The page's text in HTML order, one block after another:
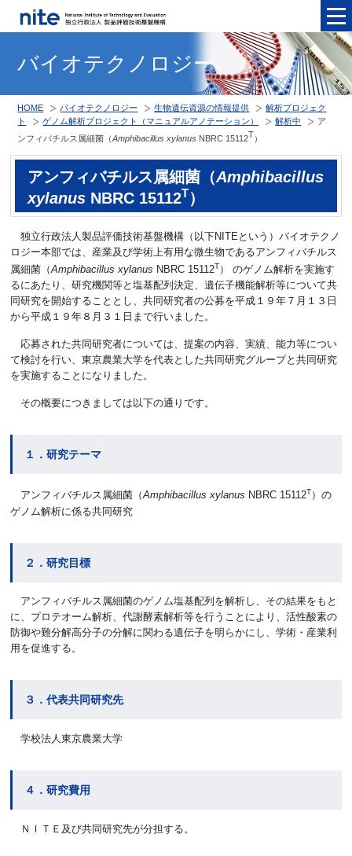
バイオテクノロジー
HOME バイオテクノロジー 生物遺伝資源の情報提供
解析プロジェク
ト
ゲノム解析プロジェクト（マニュアルアノテーション） 解析中
ア
ンフィバチルス属細菌（Amphibacillus xylanus NBRC 15112T）
アンフィバチルス属細菌（Amphibacillus
xylanus NBRC 15112T）
独立行政法人製品評価技術基盤機構（以下NITEという）バイオテクノ
ロジー本部では、産業及び学術上有用な微生物であるアンフィバチルス
属細菌（Amphibacillus xylanus NBRC 15112T） のゲノム解析を実施す
るにあたり、研究機関等と塩基配列決定、遺伝子機能解析等について共
同研究を開始することとし、共同研究者の公募を平成１９年７月１３日
から平成１９年８月３１日まで行いました。
応募された共同研究者については、提案の内容、実績、能力等につい
て検討を行い、東京農業大学を代表とした共同研究グループと共同研究
を実施することになりました。
その概要につきましては以下の通りです。
１．研究テーマ
アンフィバチルス属細菌（Amphibacillus xylanus NBRC 15112T）の
ゲノム解析に係る共同研究
２．研究目標
アンフィバチルス属細菌のゲノム塩基配列を解析し、その結果をもと
に、プロテオーム解析、代謝酵素解析等を行うことにより、活性酸素の
防御や難分解高分子の分解に関わる遺伝子を明らかにし、学術・産業利
用を促進する。
３．代表共同研究先
学校法人東京農業大学
４．研究費用
ＮＩＴＥ及び共同研究先が分担する。